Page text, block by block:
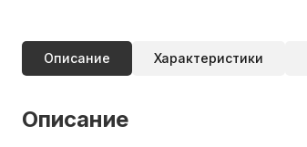
Описание Характеристики
Описание